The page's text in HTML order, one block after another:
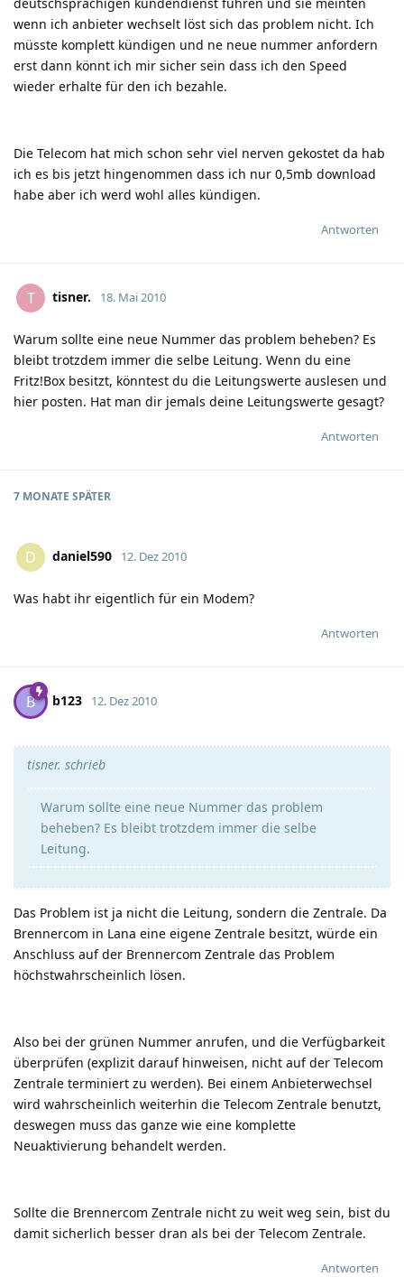
wenn ich anbieter wechselt löst sich das problem nicht. Ich
müsste komplett kündigen und ne neue nummer anfordern
erst dann könnt ich mir sicher sein dass ich den Speed
wieder erhalte für den ich bezahle.
Die Telecom hat mich schon sehr viel nerven gekostet da hab
ich es bis jetzt hingenommen dass ich nur 0,5mb download
habe aber ich werd wohl alles kündigen.
Antworten
T tisner. 18. Mai 2010
Warum sollte eine neue Nummer das problem beheben? Es
bleibt trotzdem immer die selbe Leitung. Wenn du eine
Fritz!Box besitzt, könntest du die Leitungswerte auslesen und
hier posten. Hat man dir jemals deine Leitungswerte gesagt?
Antworten
7 MONATE SPÄTER
D daniel590 12. Dez 2010
Was habt ihr eigentlich für ein Modem?
Antworten
B b123 12. Dez 2010
tisner. schrieb
Warum sollte eine neue Nummer das problem
beheben? Es bleibt trotzdem immer die selbe
Leitung.
Das Problem ist ja nicht die Leitung, sondern die Zentrale. Da
Brennercom in Lana eine eigene Zentrale besitzt, würde ein
Anschluss auf der Brennercom Zentrale das Problem
höchstwahrscheinlich lösen.
Also bei der grünen Nummer anrufen, und die Verfügbarkeit
überprüfen (explizit darauf hinweisen, nicht auf der Telecom
Zentrale terminiert zu werden). Bei einem Anbieterwechsel
wird wahrscheinlich weiterhin die Telecom Zentrale benutzt,
deswegen muss das ganze wie eine komplette
Neuaktivierung behandelt werden.
Sollte die Brennercom Zentrale nicht zu weit weg sein, bist du
damit sicherlich besser dran als bei der Telecom Zentrale.
Antworten